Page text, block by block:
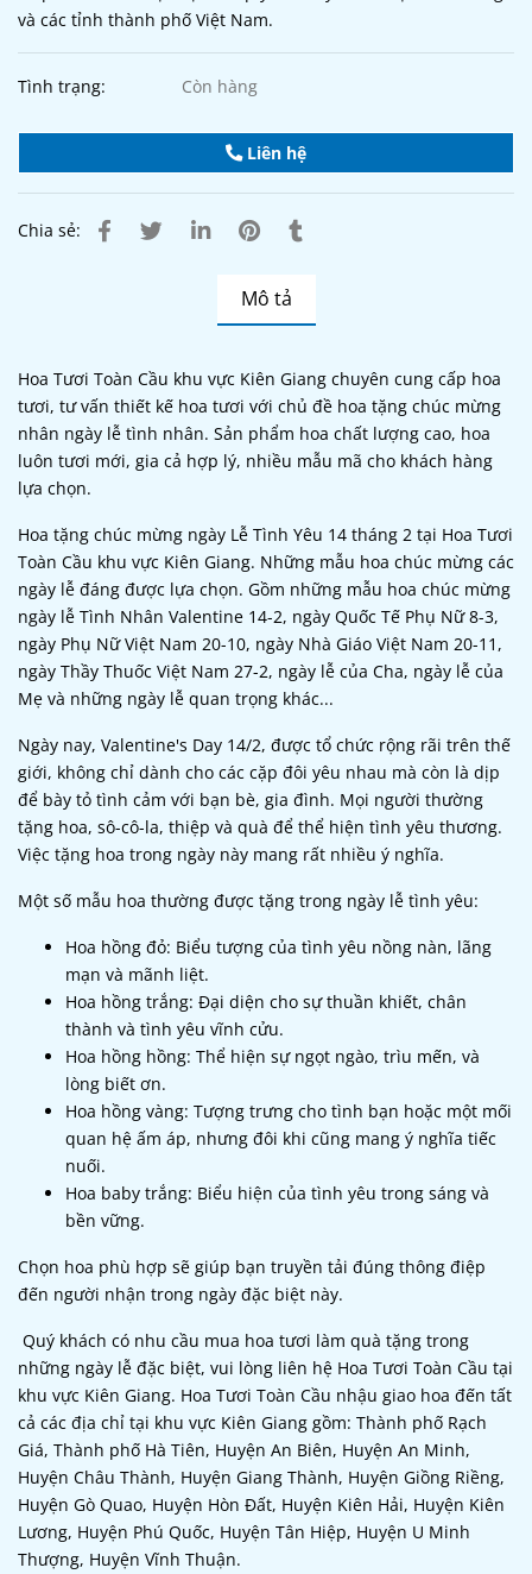
và các tỉnh thành phố Việt Nam.
Tình trạng: Còn hàng
Liên hệ
Chia sẻ:
Mô tả
Hoa Tươi Toàn Cầu khu vực Kiên Giang chuyên cung cấp hoa
tươi, tư vấn thiết kế hoa tươi với chủ đề hoa tặng chúc mừng
nhân ngày lễ tình nhân. Sản phẩm hoa chất lượng cao, hoa
luôn tươi mới, gia cả hợp lý, nhiều mẫu mã cho khách hàng
lựa chọn.
Hoa tặng chúc mừng ngày Lễ Tình Yêu 14 tháng 2 tại Hoa Tươi
Toàn Cầu khu vực Kiên Giang. Những mẫu hoa chúc mừng các
ngày lễ đáng được lựa chọn. Gồm những mẫu hoa chúc mừng
ngày lễ Tình Nhân Valentine 14-2, ngày Quốc Tế Phụ Nữ 8-3,
ngày Phụ Nữ Việt Nam 20-10, ngày Nhà Giáo Việt Nam 20-11,
ngày Thầy Thuốc Việt Nam 27-2, ngày lễ của Cha, ngày lễ của
Mẹ và những ngày lễ quan trọng khác...
Ngày nay, Valentine's Day 14/2, được tổ chức rộng rãi trên thế
giới, không chỉ dành cho các cặp đôi yêu nhau mà còn là dịp
để bày tỏ tình cảm với bạn bè, gia đình. Mọi người thường
tặng hoa, sô-cô-la, thiệp và quà để thể hiện tình yêu thương.
Việc tặng hoa trong ngày này mang rất nhiều ý nghĩa.
Một số mẫu hoa thường được tặng trong ngày lễ tình yêu:
Hoa hồng đỏ: Biểu tượng của tình yêu nồng nàn, lãng
mạn và mãnh liệt.
Hoa hồng trắng: Đại diện cho sự thuần khiết, chân
thành và tình yêu vĩnh cửu.
Hoa hồng hồng: Thể hiện sự ngọt ngào, trìu mến, và
lòng biết ơn.
Hoa hồng vàng: Tượng trưng cho tình bạn hoặc một mối
quan hệ ấm áp, nhưng đôi khi cũng mang ý nghĩa tiếc
nuối.
Hoa baby trắng: Biểu hiện của tình yêu trong sáng và
bền vững.
Chọn hoa phù hợp sẽ giúp bạn truyền tải đúng thông điệp
đến người nhận trong ngày đặc biệt này.
Quý khách có nhu cầu mua hoa tươi làm quà tặng trong
những ngày lễ đặc biệt, vui lòng liên hệ Hoa Tươi Toàn Cầu tại
khu vực Kiên Giang. Hoa Tươi Toàn Cầu nhậu giao hoa đến tất
cả các địa chỉ tại khu vực Kiên Giang gồm: Thành phố Rạch
Giá, Thành phố Hà Tiên, Huyện An Biên, Huyện An Minh,
Huyện Châu Thành, Huyện Giang Thành, Huyện Giồng Riềng,
Huyện Gò Quao, Huyện Hòn Đất, Huyện Kiên Hải, Huyện Kiên
Lương, Huyện Phú Quốc, Huyện Tân Hiệp, Huyện U Minh
Thượng, Huyện Vĩnh Thuận.